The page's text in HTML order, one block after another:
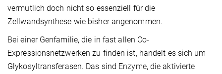
vermutlich doch nicht so essenziell für die
Zellwandsynthese wie bisher angenommen.
Bei einer Genfamilie, die in fast allen Co-
Expressionsnetzwerken zu finden ist, handelt es sich um
Glykosyltransferasen. Das sind Enzyme, die aktivierte